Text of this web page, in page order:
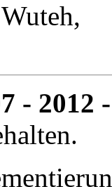
- 2012